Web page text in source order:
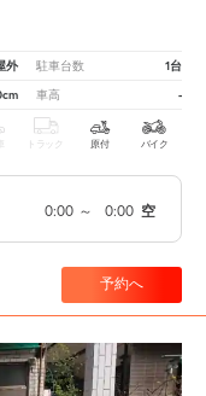
外 駐車台数 1台
車高 -
トラック 原付 バイク
0:00 ～ 0:00 空
予約へ